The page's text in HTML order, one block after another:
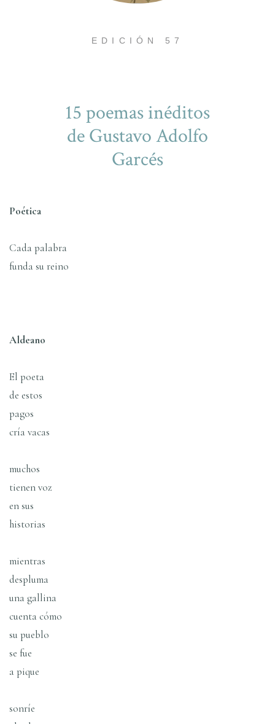
EDICIÓN 57
15 poemas inéditos
de Gustavo Adolfo
Garcés
Poética
Cada palabra
funda su reino
Aldeano
El poeta
de estos
pagos
crí­a vacas
muchos
tienen voz
en sus
historias
mientras
despluma
una gallina
cuenta cómo
su pueblo
se fue
a pique
sonrí­e